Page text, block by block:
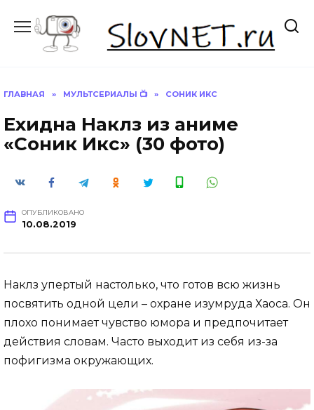
содержанию
ГЛАВНАЯ » МУЛЬТСЕРИАЛЫ 📺 » СОНИК ИКС
Ехидна Наклз из аниме
«Соник Икс» (30 фото)
ОПУБЛИКОВАНО
10.08.2019
Наклз упертый настолько, что готов всю жизнь
посвятить одной цели – охране изумруда Хаоса. Он
плохо понимает чувство юмора и предпочитает
действия словам. Часто выходит из себя из-за
пофигизма окружающих.